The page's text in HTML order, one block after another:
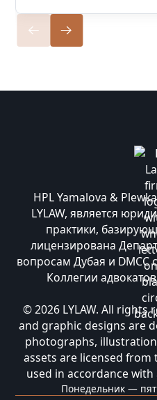
HPL Yamalova &
LYLAW, является
практики,
лицензирована
вопросам Дубая и DMCC
Коллегии
© 2026 LYLAW. All
and graphic designs are
photographs,
assets are licensed
used in accordance
Понедельник —